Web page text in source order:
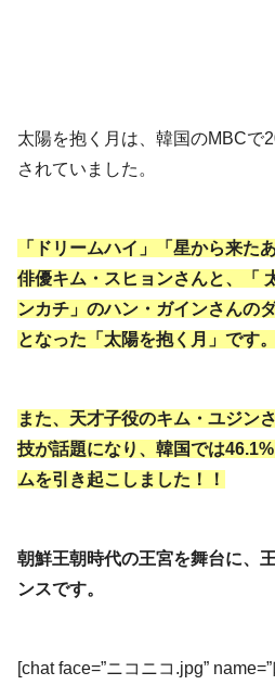
太陽を抱く月は、韓国のMBCで
されていました。
「ドリームハイ」「星から来た
俳優キム・スヒョンさんと、「
ンカチ」のハン・ガインさんの
となった「太陽を抱く月」です。
また、天才子役のキム・ユジン
技が話題になり、韓国では
ムを引き起こしました！！
朝鮮王朝時代の王宮を舞台に、
ンスです。
[chat face=”ニコニコ.jpg”